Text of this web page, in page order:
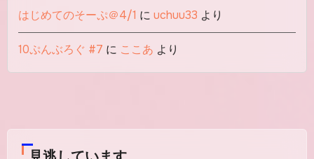
はじめてのそーぷ＠4/1 に uchuu33 より
10ぷんぶろぐ #7 に ここあ より